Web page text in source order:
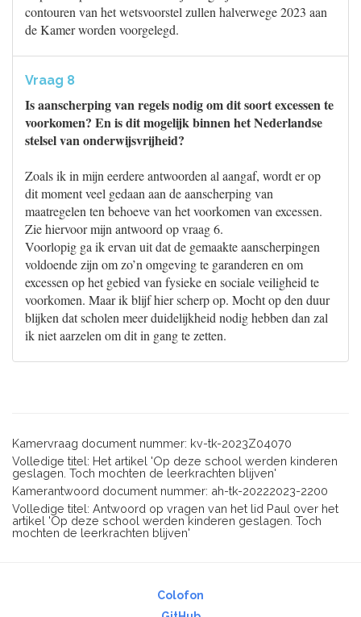
contouren van het wetsvoorstel zullen halverwege 2023 aan
de Kamer worden voorgelegd.
Vraag 8
Is aanscherping van regels nodig om dit soort excessen te
voorkomen? En is dit mogelijk binnen het Nederlandse
stelsel van onderwijsvrijheid?
Zoals ik in mijn eerdere antwoorden al aangaf, wordt er op
dit moment veel gedaan aan de aanscherping van
maatregelen ten behoeve van het voorkomen van excessen.
Zie hiervoor mijn antwoord op vraag 6.
Voorlopig ga ik ervan uit dat de gemaakte aanscherpingen
voldoende zijn om zo’n omgeving te garanderen en om
excessen op het gebied van fysieke en sociale veiligheid te
voorkomen. Maar ik blijf hier scherp op. Mocht op den duur
blijken dat scholen meer duidelijkheid nodig hebben dan zal
ik niet aarzelen om dit in gang te zetten.
Kamervraag document nummer: kv-tk-2023Z04070
Volledige titel: Het artikel 'Op deze school werden kinderen
geslagen. Toch mochten de leerkrachten blijven'
Kamerantwoord document nummer: ah-tk-20222023-2200
Volledige titel: Antwoord op vragen van het lid Paul over het
artikel 'Op deze school werden kinderen geslagen. Toch
mochten de leerkrachten blijven'
Colofon